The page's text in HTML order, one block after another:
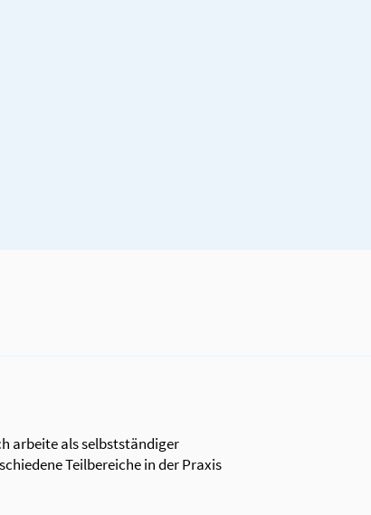
arbeite als selbstständiger
Teilbereiche in der Praxis